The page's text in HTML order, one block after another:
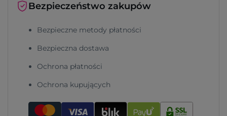
Bezpieczeństwo zakupów
Bezpieczne metody płatności
Bezpieczna dostawa
Ochrona płatności
Ochrona kupujących